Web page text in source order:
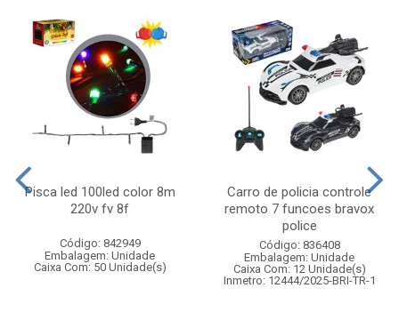
Pisca led 100led color 8m
220v fv 8f
Código: 842949
Embalagem: Unidade
Caixa Com: 50 Unidade(s)
Carro de policia controle
remoto 7 funcoes bravox
police
Código: 836408
Embalagem: Unidade
Caixa Com: 12 Unidade(s)
Inmetro: 12444/2025-BRI-TR-1